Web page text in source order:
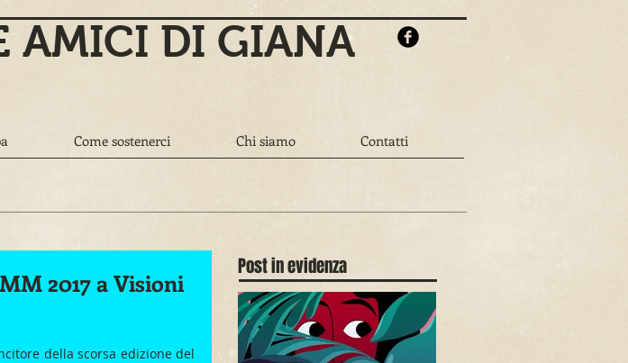
AMICI DI GIANA
Come sostenerci Chi siamo Contatti
2017 a Visioni
della scorsa edizione del
Post in evidenza